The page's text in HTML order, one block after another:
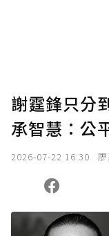
謝霆鋒只分
承智慧：公
2026-07-22 16:30